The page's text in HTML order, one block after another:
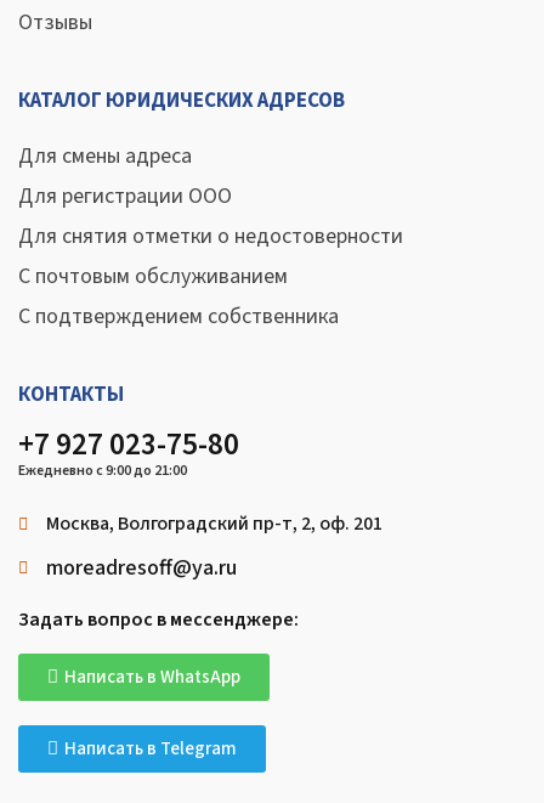
Отзывы
КАТАЛОГ ЮРИДИЧЕСКИХ АДРЕСОВ
Для смены адреса
Для регистрации ООО
Для снятия отметки о недостоверности
С почтовым обслуживанием
С подтверждением собственника
КОНТАКТЫ
+7 927 023-75-80
Ежедневно с 9:00 до 21:00
Москва, Волгоградский пр-т, 2, оф. 201
moreadresoff@ya.ru
Задать вопрос в мессенджере:
Написать в WhatsApp
Написать в Telegram